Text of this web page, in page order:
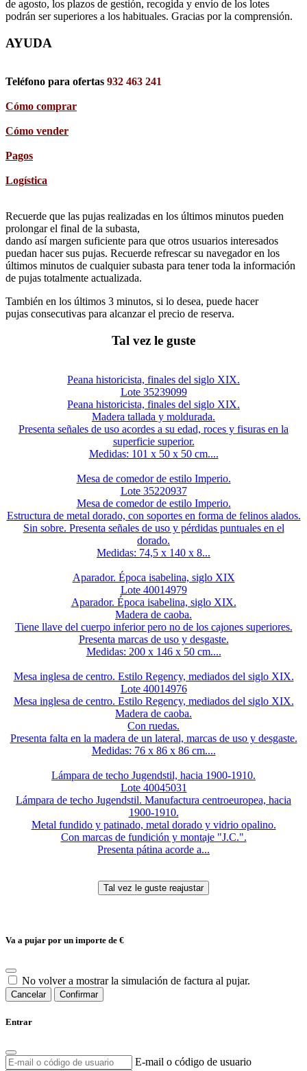
de agosto, los plazos de gestión, recogida y envío de los lotes
podrán ser superiores a los habituales. Gracias por la comprensión.
AYUDA
Teléfono para ofertas 932 463 241
Cómo comprar
Cómo vender
Pagos
Logística
Recuerde que las pujas realizadas en los últimos minutos pueden
prolongar el final de la subasta,
dando así margen suficiente para que otros usuarios interesados
puedan hacer sus pujas. Recuerde refrescar su navegador en los
últimos minutos de cualquier subasta para tener toda la información
de pujas totalmente actualizada.
También en los últimos 3 minutos, si lo desea, puede hacer
pujas consecutivas para alcanzar el precio de reserva.
Tal vez le guste
Peana historicista, finales del siglo XIX.
Lote 35239099
Peana historicista, finales del siglo XIX.
Madera tallada y moldurada.
Presenta señales de uso acordes a su edad, roces y fisuras en la
superficie superior.
Medidas: 101 x 50 x 50 cm....
Mesa de comedor de estilo Imperio.
Lote 35220937
Mesa de comedor de estilo Imperio.
Estructura de metal dorado, con soportes en forma de felinos alados.
Sin sobre. Presenta señales de uso y pérdidas puntuales en el
dorado.
Medidas: 74,5 x 140 x 8...
Aparador. Época isabelina, siglo XIX
Lote 40014979
Aparador. Época isabelina, siglo XIX.
Madera de caoba.
Tiene llave del cuerpo inferior pero no de los cajones superiores.
Presenta marcas de uso y desgaste.
Medidas: 200 x 146 x 50 cm....
Mesa inglesa de centro. Estilo Regency, mediados del siglo XIX.
Lote 40014976
Mesa inglesa de centro. Estilo Regency, mediados del siglo XIX.
Madera de caoba.
Con ruedas.
Presenta falta en la madera de un lateral, marcas de uso y desgaste.
Medidas: 76 x 86 x 86 cm....
Lámpara de techo Jugendstil, hacia 1900-1910.
Lote 40045031
Lámpara de techo Jugendstil. Manufactura centroeuropea, hacia
1900-1910.
Metal fundido y patinado, metal dorado y vidrio opalino.
Con marcas de fundición y montaje "J.C.".
Presenta pátina acorde a...
Va a pujar por un importe de €
No volver a mostrar la simulación de factura al pujar.
Cancelar Confirmar
Entrar
E-mail o código de usuario